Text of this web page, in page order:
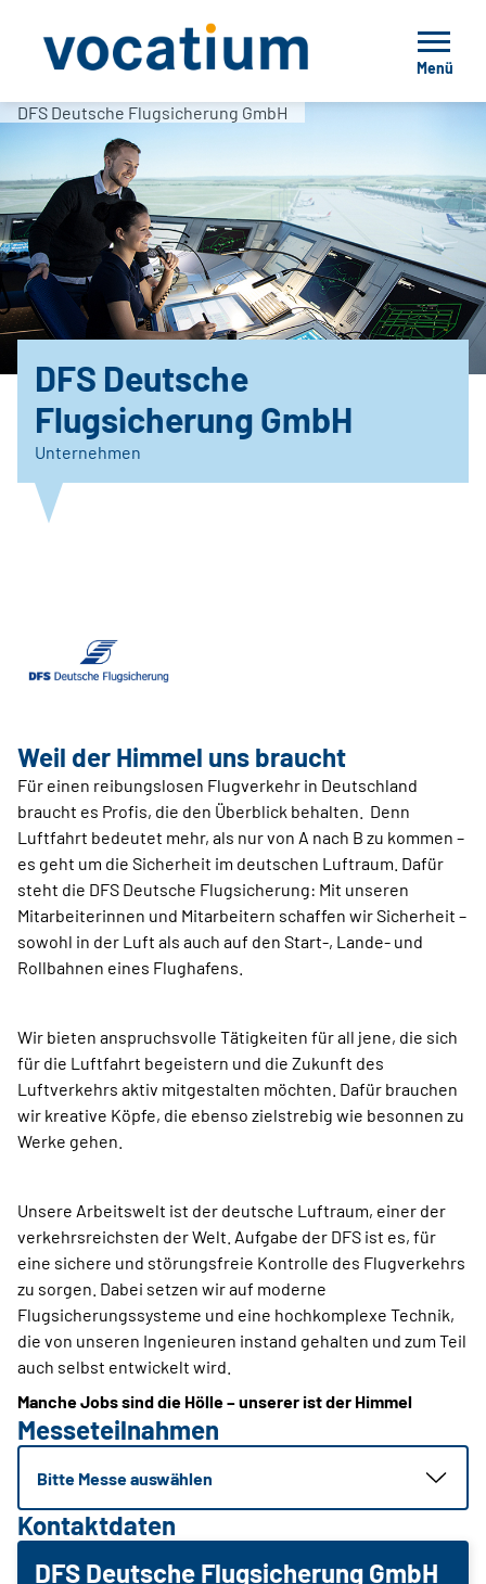
Menü
DFS Deutsche Flugsicherung GmbH
DFS Deutsche
Flugsicherung GmbH
Unternehmen
Weil der Himmel uns braucht
Für einen reibungslosen Flugverkehr in Deutschland
braucht es Profis, die den Überblick behalten. Denn
Luftfahrt bedeutet mehr, als nur von A nach B zu kommen –
es geht um die Sicherheit im deutschen Luftraum. Dafür
steht die DFS Deutsche Flugsicherung: Mit unseren
Mitarbeiterinnen und Mitarbeitern schaffen wir Sicherheit –
sowohl in der Luft als auch auf den Start-, Lande- und
Rollbahnen eines Flughafens.
Wir bieten anspruchsvolle Tätigkeiten für all jene, die sich
für die Luftfahrt begeistern und die Zukunft des
Luftverkehrs aktiv mitgestalten möchten. Dafür brauchen
wir kreative Köpfe, die ebenso zielstrebig wie besonnen zu
Werke gehen.
Unsere Arbeitswelt ist der deutsche Luftraum, einer der
verkehrsreichsten der Welt. Aufgabe der DFS ist es, für
eine sichere und störungsfreie Kontrolle des Flugverkehrs
zu sorgen. Dabei setzen wir auf moderne
Flugsicherungssysteme und eine hochkomplexe Technik,
die von unseren Ingenieuren instand gehalten und zum Teil
auch selbst entwickelt wird.
Manche Jobs sind die Hölle – unserer ist der Himmel
Messeteilnahmen
Bitte Messe auswählen
Kontaktdaten
DFS Deutsche Flugsicherung GmbH